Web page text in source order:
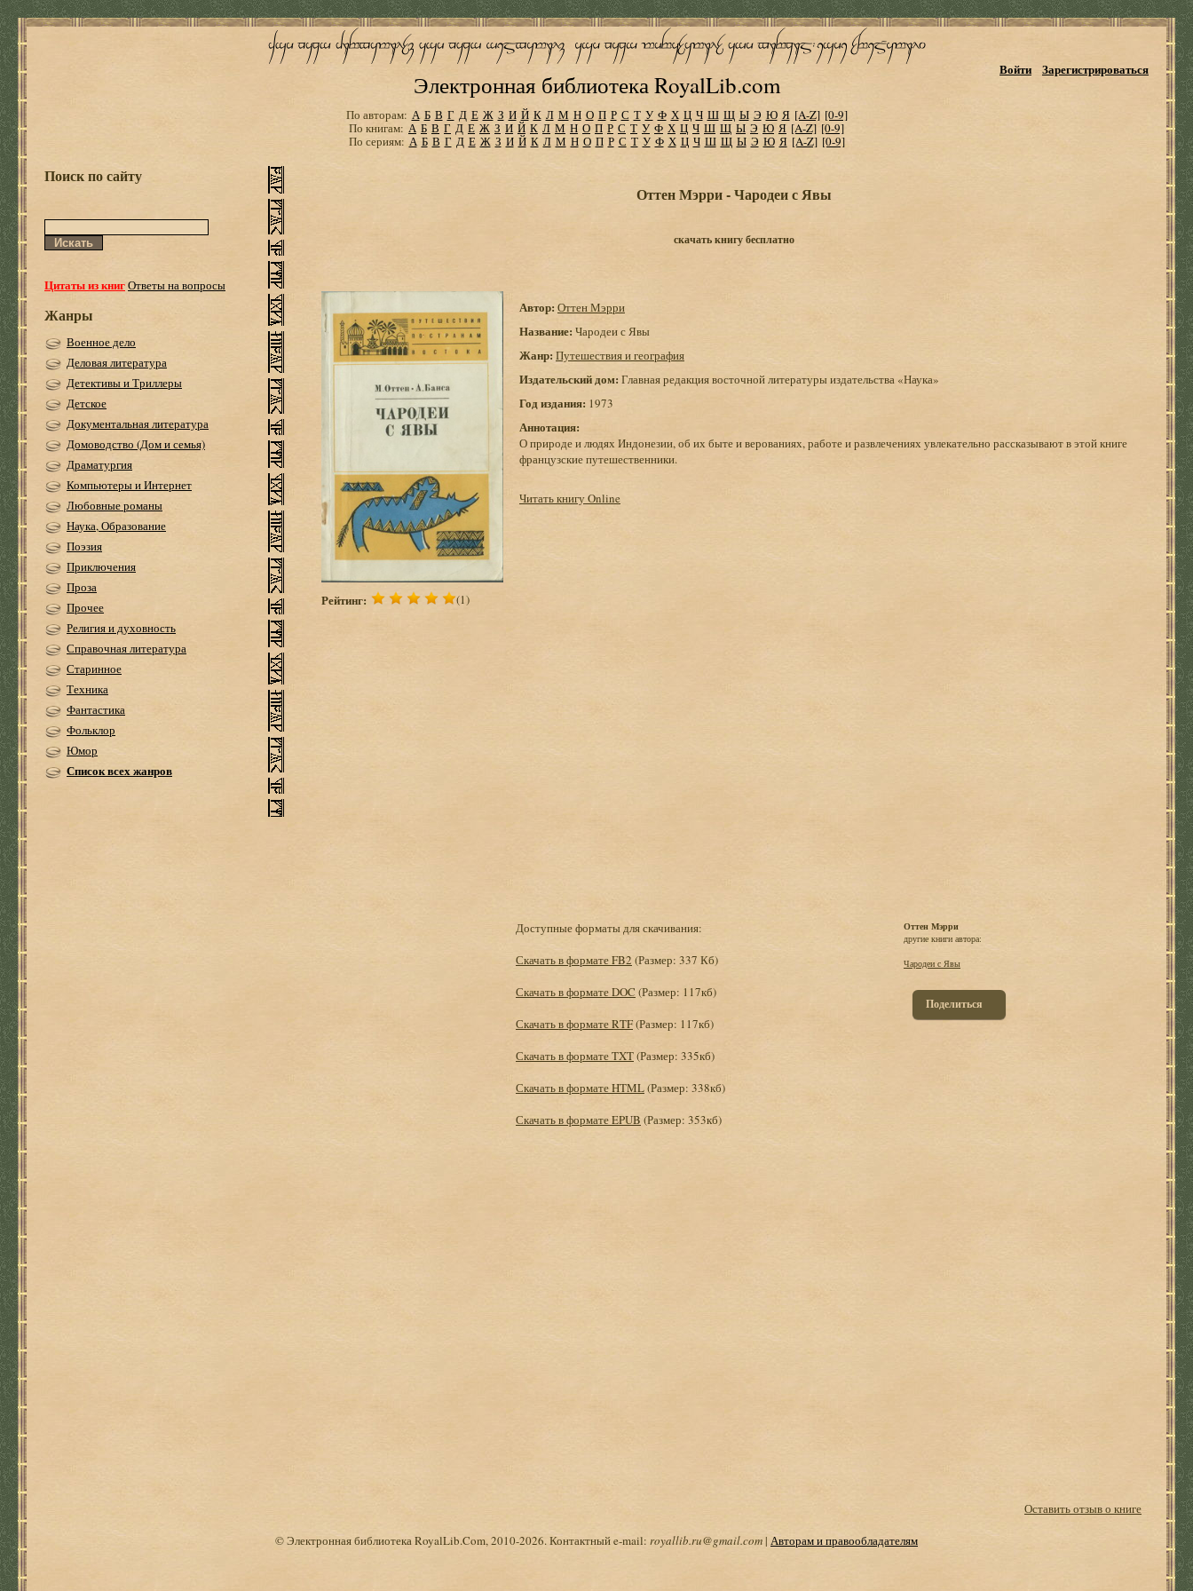
Электронная библиотека RoyalLib.com
Войти Зарегистрироваться
По авторам: А Б В Г Д Е Ж З И Й К Л М Н О П Р С Т У Ф Х Ц Ч Ш Щ Ы Э Ю Я [A-Z] [0-9]
По книгам: А Б В Г Д Е Ж З И Й К Л М Н О П Р С Т У Ф Х Ц Ч Ш Щ Ы Э Ю Я [A-Z] [0-9]
По сериям: А Б В Г Д Е Ж З И Й К Л М Н О П Р С Т У Ф Х Ц Ч Ш Щ Ы Э Ю Я [A-Z] [0-9]
Поиск по сайту
Цитаты из книгОтветы на вопросы
Жанры
Военное дело
Деловая литература
Детективы и Триллеры
Детское
Документальная литература
Домоводство (Дом и семья)
Драматургия
Компьютеры и Интернет
Любовные романы
Наука, Образование
Поэзия
Приключения
Проза
Прочее
Религия и духовность
Справочная литература
Старинное
Техника
Фантастика
Фольклор
Юмор
Список всех жанров
Оттен Мэрри - Чародеи с Явы
скачать книгу бесплатно
Рейтинг: (1)
Автор: Оттен Мэрри
Название: Чародеи с Явы
Жанр: Путешествия и география
Издательский дом: Главная редакция восточной литературы издательства «Наука»
Год издания: 1973
Аннотация:
О природе и людях Индонезии, об их быте и верованиях, работе и развлечениях увлекательно рассказывают в этой книге
французские путешественники.
Читать книгу Online
Доступные форматы для скачивания:
Скачать в формате FB2 (Размер: 337 Кб)
Скачать в формате DOC (Размер: 117кб)
Скачать в формате RTF(Размер: 117кб)
Скачать в формате TXT(Размер: 335кб)
Скачать в формате HTML(Размер: 338кб)
Скачать в формате EPUB (Размер: 353кб)
Оттен Мэрри
другие книги автора:
Чародеи с Явы
Поделиться
Оставить отзыв о книге
© Электронная библиотека RoyalLib.Com, 2010-2026. Контактный e-mail: royallib.ru@gmail.com| Авторам и правообладателям